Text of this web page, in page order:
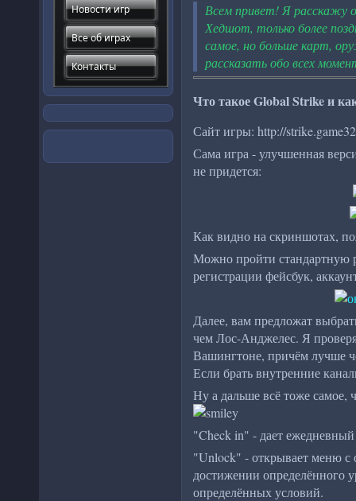
Всем привет! Я расскажу
Хедшот, только более
самое, но больше карт,
рассказать обо всех
Что такое Global Strike и
Сайт игры: http://
Сама игра - улучшенная
не придется:
Как видно на скриншотах,
Можно пройти стандартную
регистрации фейсбук,
Далее, вам предложат
чем Лос-Анджелес. Я
Вашингтоне, причём лучше
Если брать внутренние
Ну а дальше всё тоже самое,
"Check in" - дает
"Unlock" - открывает меню с
достижении определённого
определённых условий.
Новости игр
Все об играх
Контакты